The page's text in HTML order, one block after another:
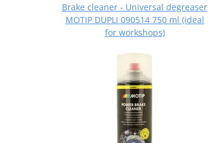
Brake cleaner - Universal degreaser
MOTIP DUPLI 090514 750 ml (ideal
for workshops)